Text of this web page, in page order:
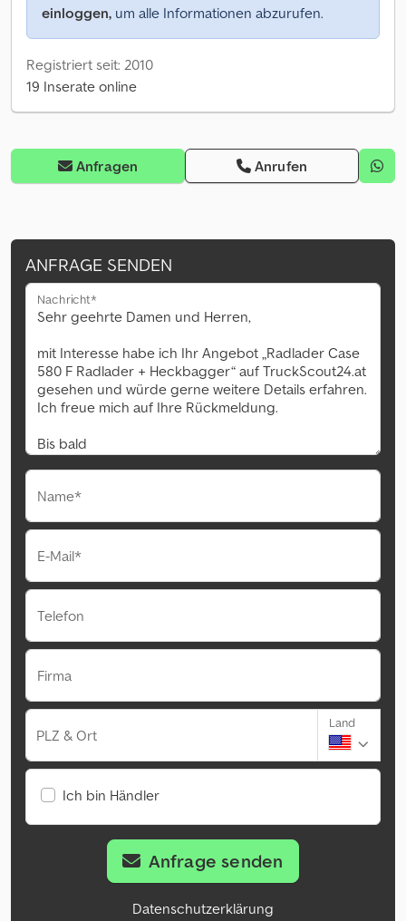
einloggen, um alle Informationen abzurufen.
Registriert seit: 2010
19 Inserate online
Anfragen Anrufen
ANFRAGE SENDEN
Nachricht*
Name*
E-Mail*
Telefon
Firma
PLZ & Ort
Land
Ich bin Händler
Anfrage senden
Datenschutzerklärung